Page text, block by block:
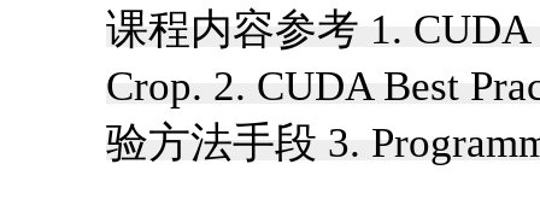
课程内容参考 1.
Crop. 2. CUDA Best
验方法手段 3.